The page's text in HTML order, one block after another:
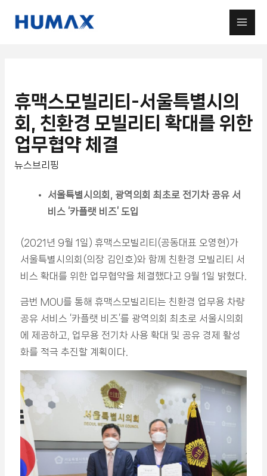
휴맥스모빌리티-서울특별시의
회, 친환경 모빌리티 확대를 위한
업무협약 체결
뉴스브리핑
서울특별시의회, 광역의회 최초로 전기차 공유 서
비스 ‘카플랫 비즈’ 도입
(2021년 9월 1일) 휴맥스모빌리티(공동대표 오영현)가
서울특별시의회(의장 김인호)와 함께 친환경 모빌리티 서
비스 확대를 위한 업무협약을 체결했다고 9월 1일 밝혔다.
금번 MOU를 통해 휴맥스모빌리티는 친환경 업무용 차량
공유 서비스 ‘카플랫 비즈’를 광역의회 최초로 서울시의회
에 제공하고, 업무용 전기차 사용 확대 및 공유 경제 활성
화를 적극 추진할 계획이다.